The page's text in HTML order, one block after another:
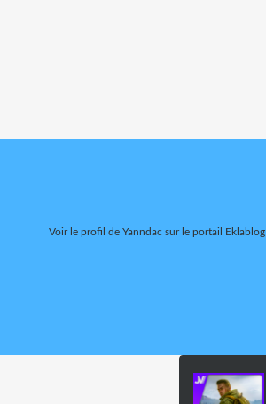
Voir le profil de Yanndac sur le portail Eklablog